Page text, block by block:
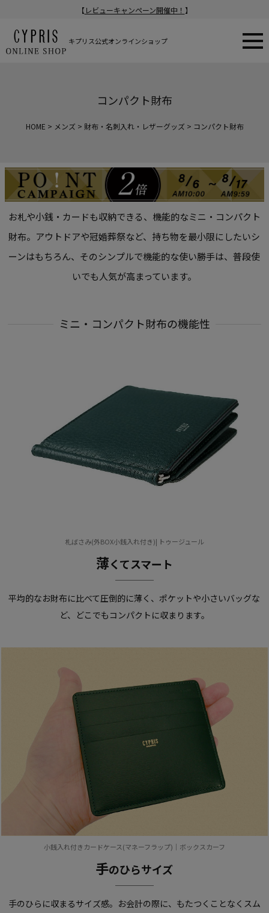
【 レビューキャンペーン開催中！ 】
キプリス公式オンラインショップ
コンパクト財布
HOME メンズ 財布・名刺入れ・レザーグッズ コンパクト財布
お札や小銭・カードも収納できる、機能的なミニ・コンパクト
財布。 アウトドアや冠婚葬祭など、持ち物を最小限にしたいシ
ーンはもちろん、 そのシンプルで機能的な使い勝手は、普段使
いでも人気が高まっています。
ミニ・コンパクト財布の機能性
札ばさみ(外BOX小銭入れ付き)| トゥージュール
薄くてスマート
平均的なお財布に比べて圧倒的に薄く、ポケットや小さいバッグな
ど、 どこでもコンパクトに収まります。
手のひらサイズ
手のひらに収まるサイズ感。 お会計の際に、もたつくことなくスム
小銭入れ付きカードケース(マネーフラップ)｜ボックスカーフ